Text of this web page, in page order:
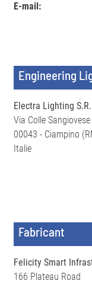
E-mail:
Engineering
Electra Lighting
Via Colle
00043 - Ciampino
Italie
Fabricant
Felicity Smart
166 Plateau Road